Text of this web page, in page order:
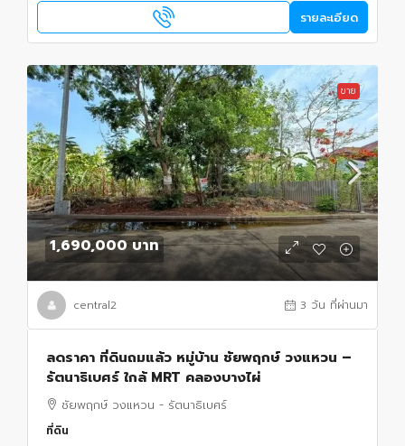
รายละเอียด
ขาย
1,690,000 บาท
central2 3 วัน ที่ผ่านมา
ลดราคา ที่ดินถมแล้ว หมู่บ้าน ชัยพฤกษ์ วงแหวน –
รัตนาธิเบศร์ ใกล้ MRT คลองบางไผ่
ชัยพฤกษ์ วงแหวน - รัตนาธิเบศร์
ที่ดิน